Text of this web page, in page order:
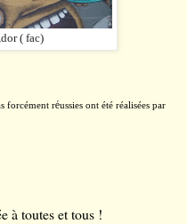
( fac)
forcément réussies ont été réalisées par
à toutes et tous !